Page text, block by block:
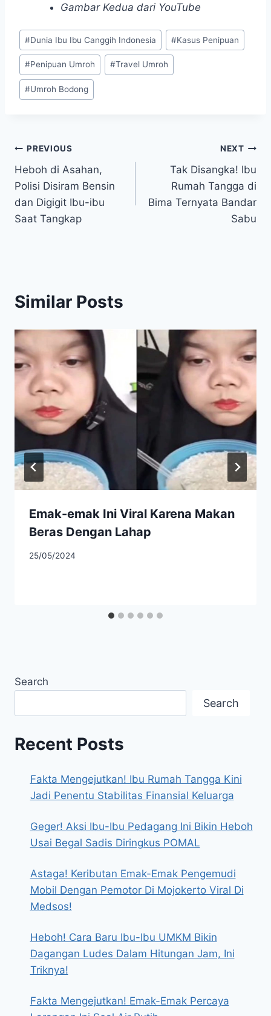
Gambar Kedua dari YouTube
Post
Tags:
#Dunia Ibu Ibu Canggih Indonesia #Kasus Penipuan
#Penipuan Umroh #Travel Umroh
#Umroh Bodong
Post
navigation
PREVIOUS
Heboh di Asahan,
Polisi Disiram Bensin
dan Digigit Ibu-ibu
Saat Tangkap
NEXT
Tak Disangka! Ibu
Rumah Tangga di
Bima Ternyata Bandar
Sabu
Similar Posts
Emak-emak Ini Viral Karena Makan
Beras Dengan Lahap
25/05/2024
Search
Search
Recent Posts
Fakta Mengejutkan! Ibu Rumah Tangga Kini
Jadi Penentu Stabilitas Finansial Keluarga
Geger! Aksi Ibu-Ibu Pedagang Ini Bikin Heboh
Usai Begal Sadis Diringkus POMAL
Astaga! Keributan Emak-Emak Pengemudi
Mobil Dengan Pemotor Di Mojokerto Viral Di
Medsos!
Heboh! Cara Baru Ibu-Ibu UMKM Bikin
Dagangan Ludes Dalam Hitungan Jam, Ini
Triknya!
Fakta Mengejutkan! Emak-Emak Percaya